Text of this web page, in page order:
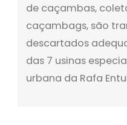
de caçambas,
caçambags, são
descartados
das 7 usinas
urbana da Rafa